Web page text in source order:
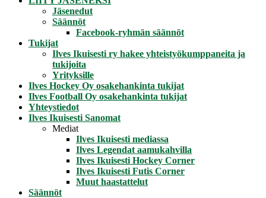
Jäsenedut
Säännöt
Facebook-ryhmän säännöt
Tukijat
Ilves Ikuisesti ry hakee yhteistyökumppaneita ja
tukijoita
Yrityksille
Ilves Hockey Oy osakehankinta tukijat
Ilves Football Oy osakehankinta tukijat
Yhteystiedot
Ilves Ikuisesti Sanomat
Mediat
Ilves Ikuisesti mediassa
Ilves Legendat aamukahvilla
Ilves Ikuisesti Hockey Corner
Ilves Ikuisesti Futis Corner
Muut haastattelut
Säännöt